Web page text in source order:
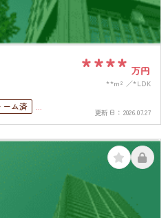
**** 万円
**m² *LDK
ーム済
面バルコニー
更新日： 2026.07.27